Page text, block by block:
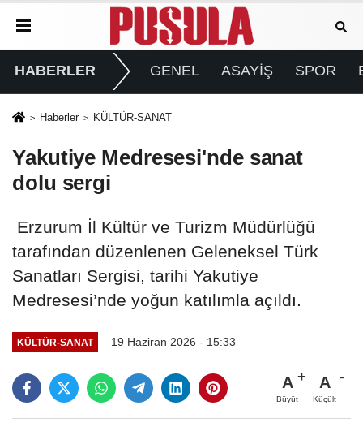
HABERLER GENEL ASAYİŞ SPOR
Haberler KÜLTÜR-SANAT
Yakutiye Medresesi'nde sanat
dolu sergi
Erzurum İl Kültür ve Turizm Müdürlüğü
tarafından düzenlenen Geleneksel Türk
Sanatları Sergisi, tarihi Yakutiye
Medresesi’nde yoğun katılımla açıldı.
KÜLTÜR-SANAT 19 Haziran 2026 - 15:33
A
Büyüt
A
Küçült